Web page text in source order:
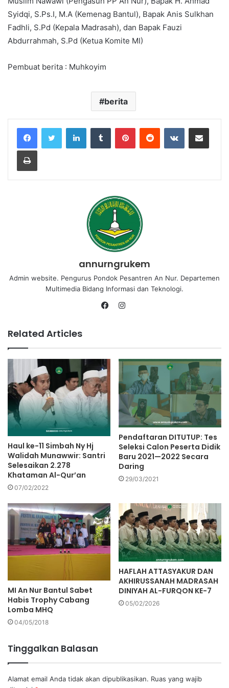
Syidqi, S.Ps.I, M.A (Kemenag Bantul), Bapak Anis Sulkhan
Fadhli, S.Pd (Kepala Madrasah), dan Bapak Fauzi
Abdurrahmah, S.Pd (Ketua Komite MI)
Pembuat berita : Muhkoyim
berita
annurngrukem
Admin website. Pengurus Pondok Pesantren An Nur. Departemen
Multimedia Bidang Informasi dan Teknologi.
Related Articles
Haul ke-11 Simbah Ny Hj
Walidah Munawwir: Santri
Selesaikan 2.278
Khataman Al-Qur’an
07/02/2022
Pendaftaran DITUTUP: Tes
Seleksi Calon Peserta Didik
Baru 2021—2022 Secara
Daring
29/03/2021
MI An Nur Bantul Sabet
Habis Trophy Cabang
Lomba MHQ
04/05/2018
HAFLAH ATTASYAKUR DAN
AKHIRUSSANAH MADRASAH
DINIYAH AL-FURQON KE-7
05/02/2026
Tinggalkan Balasan
Alamat email Anda tidak akan dipublikasikan. Ruas yang wajib